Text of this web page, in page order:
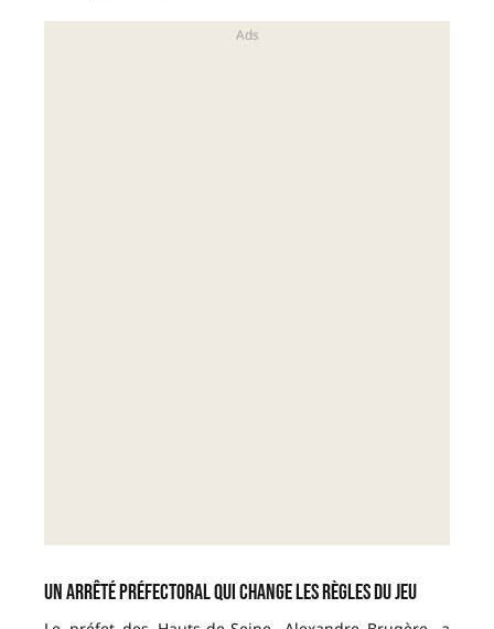
Un arrêté préfectoral qui change les règles du jeu